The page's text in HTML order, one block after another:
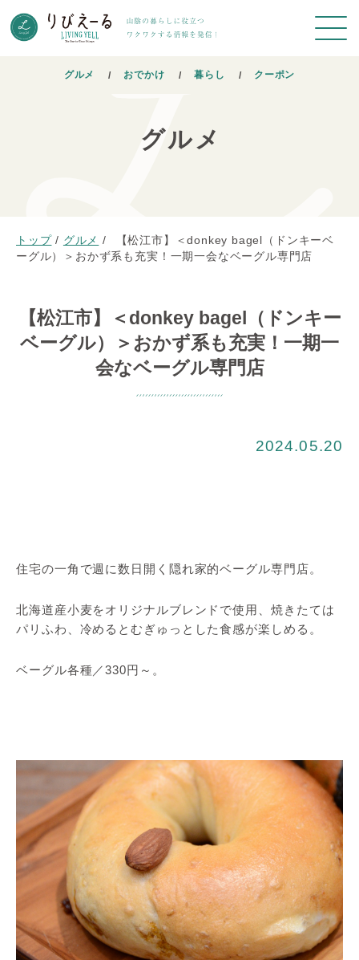
グルメ おでかけ 暮らし クーポン
グルメ
トップ / グルメ /
【松江市】＜donkey bagel（ドンキーベ
ーグル）＞おかず系も充実！一期一会なベーグル専門店
【松江市】＜donkey bagel（ドンキー
ベーグル）＞おかず系も充実！一期一
会なベーグル専門店
2024.05.20
住宅の一角で週に数日開く隠れ家的ベーグル専門店。
北海道産小麦をオリジナルブレンドで使用、焼きたては
パリふわ、冷めるとむぎゅっとした食感が楽しめる。
ベーグル各種／330円～。